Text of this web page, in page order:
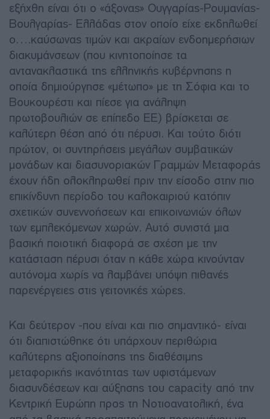
εξήχθη είναι ότι ο «άξονας» Ουγγαρίας-Ρουμανίας-
Βουλγαρίας- Ελλάδας στον οποίο είχε εκδηλωθεί
ο….καύσωνας τιμών και ακραίων ενδοημερήσιων
διακυμάνσεων (που κινητοποίησε τα
αντανακλαστικά της ελληνικής κυβέρνησης η
οποία δημιούργησε «μέτωπο» με τη Σόφια και το
Βουκουρέστι και πίεσε για ανάληψη
πρωτοβουλιών σε επίπεδο ΕΕ) βρίσκεται σε
καλύτερη θέση από ότι πέρυσι. Και τούτο διότι
πρώτον, οι συντηρήσεις μεγάλων συμβατικών
μονάδων και διασυνοριακών Γραμμών Μεταφοράς
έχουν ήδη ολοκληρωθεί πριν την είσοδο στην πιο
επικίνδυνη περίοδο του καλοκαιριού κατόπιν
σχετικών συνεννοήσεων και επικοινωνιών όλων
των εμπλεκόμενων χωρών. Αυτό συνιστά μια
βασική ποιοτική διαφορά σε σχέση με την
κατάσταση πέρυσι όταν η κάθε χώρα κινούνταν
αυτόνομα χωρίς να λαμβάνει υπόψη πιθανές
παρενέργειες στις γειτονικές χώρες.
Και δεύτερον -που είναι και πιο σημαντικό- είναι
ότι διαπιστώθηκε ότι υπάρχουν περιθώρια
καλύτερης αξιοποίησης της διαθέσιμης
μεταφορικής ικανότητας των υφιστάμενων
διασυνδέσεων και αύξησης του capacity από την
Κεντρική Ευρώπη προς τη Νοτιοανατολική, ένα